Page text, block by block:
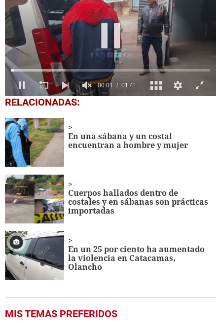
0
seconds
1
minute,
41
seconds
RELACIONADAS:
En una sábana y un costal
encuentran a hombre y mujer
Cuerpos hallados dentro de
costales y en sábanas son prácticas
importadas
En un 25 por ciento ha aumentado
la violencia en Catacamas,
Olancho
MIS TEMAS PREFERIDOS